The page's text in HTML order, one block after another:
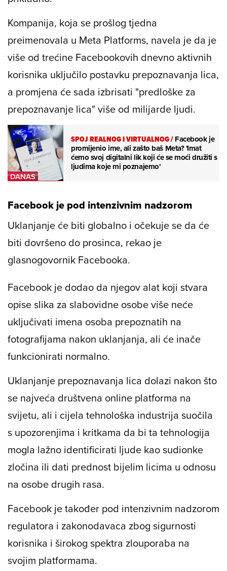
Kompanija, koja se prošlog tjedna
preimenovala u Meta Platforms, navela je da je
više od trećine Facebookovih dnevno aktivnih
korisnika uključilo postavku prepoznavanja lica,
a promjena će sada izbrisati "predloške za
prepoznavanje lica" više od milijarde ljudi.
SPOJ REALNOG I VIRTUALNOG/Facebook je
promijenio ime, ali zašto baš Meta? 'Imat
ćemo svoj digitalni lik koji će se moći družiti s
ljudima koje mi poznajemo'
Facebook je pod intenzivnim nadzorom
Uklanjanje će biti globalno i očekuje se da će
biti dovršeno do prosinca, rekao je
glasnogovornik Facebooka.
Facebook je dodao da njegov alat koji stvara
opise slika za slabovidne osobe više neće
uključivati ​​imena osoba prepoznatih na
fotografijama nakon uklanjanja, ali će inače
funkcionirati normalno.
Uklanjanje prepoznavanja lica dolazi nakon što
se najveća društvena online platforma na
svijetu, ali i cijela tehnološka industrija suočila
s upozorenjima i kritkama da bi ta tehnologija
mogla lažno identificirati ljude kao sudionke
zločina ili dati prednost bijelim licima u odnosu
na osobe drugih rasa.
Facebook je također pod intenzivnim nadzorom
regulatora i zakonodavaca zbog sigurnosti
korisnika i širokog spektra zlouporaba na
svojim platformama.